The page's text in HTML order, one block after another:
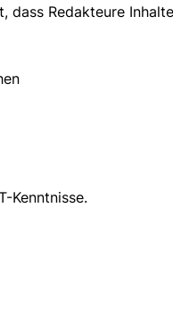
dass Redakteure
Kenntnisse.